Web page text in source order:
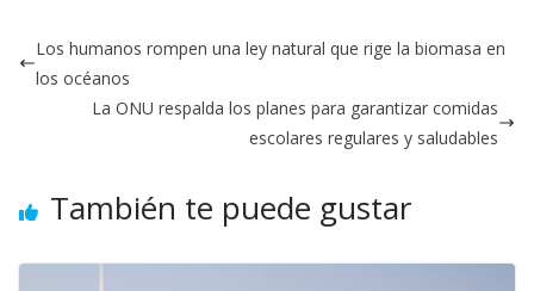
Los humanos rompen una ley natural que rige la biomasa en
los océanos
La ONU respalda los planes para garantizar comidas
escolares regulares y saludables
También te puede gustar